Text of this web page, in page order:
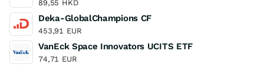
89,55 HKD
Deka-GlobalChampions CF
453,91 EUR
VanEck Space Innovators UCITS ETF
74,71 EUR